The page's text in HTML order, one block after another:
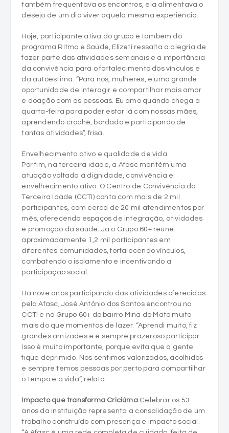
também frequentava os encontros, ela alimentava o
desejo de um dia viver aquela mesma experiência.
Hoje, participante ativa do grupo e também do
programa Ritmo e Saúde, Elizeti ressalta a alegria de
fazer parte das atividades semanais e a importância
da convivência para o fortalecimento dos vínculos e
da autoestima. “Para nós, mulheres, é uma grande
oportunidade de interagir e compartilhar mais amor
e doação com as pessoas. Eu amo quando chega a
quarta-feira para poder estar lá com nossas mães,
aprendendo crochê, bordado e participando de
tantas atividades”, frisa.
Envelhecimento ativo e qualidade de vida
Por fim, na terceira idade, a Afasc mantém uma
atuação voltada à dignidade, convivência e
envelhecimento ativo. O Centro de Convivência da
Terceira Idade (CCTI) conta com mais de 2 mil
participantes, com cerca de 20 mil atendimentos por
mês, oferecendo espaços de integração, atividades
e promoção da saúde. Já o Grupo 60+ reúne
aproximadamente 1,2 mil participantes em
diferentes comunidades, fortalecendo vínculos,
combatendo o isolamento e incentivando a
participação social.
Há nove anos participando das atividades oferecidas
pela Afasc, José Antônio dos Santos encontrou no
CCTI e no Grupo 60+ do bairro Mina do Mato muito
mais do que momentos de lazer. “Aprendi muito, fiz
grandes amizades e é sempre prazeroso participar.
Isso é muito importante, porque evita que a gente
fique deprimido. Nos sentimos valorizados, acolhidos
e sempre temos pessoas por perto para compartilhar
o tempo e a vida”, relata.
Impacto que transforma Criciúma Celebrar os 53
anos da instituição representa a consolidação de um
trabalho construído com presença e impacto social.